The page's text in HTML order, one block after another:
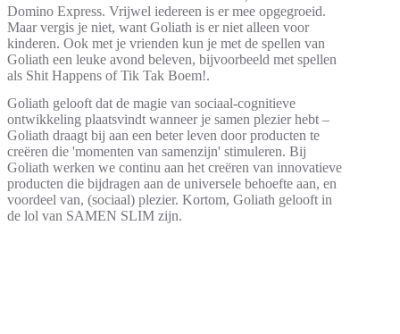
Domino Express. Vrijwel iedereen is er mee opgegroeid.
Maar vergis je niet, want Goliath is er niet alleen voor
kinderen. Ook met je vrienden kun je met de spellen van
Goliath een leuke avond beleven, bijvoorbeeld met spellen
als Shit Happens of Tik Tak Boem!.
Goliath gelooft dat de magie van sociaal-cognitieve
ontwikkeling plaatsvindt wanneer je samen plezier hebt –
Goliath draagt bij aan een beter leven door producten te
creëren die 'momenten van samenzijn' stimuleren. Bij
Goliath werken we continu aan het creëren van innovatieve
producten die bijdragen aan de universele behoefte aan, en
voordeel van, (sociaal) plezier. Kortom, Goliath gelooft in
de lol van SAMEN SLIM zijn.